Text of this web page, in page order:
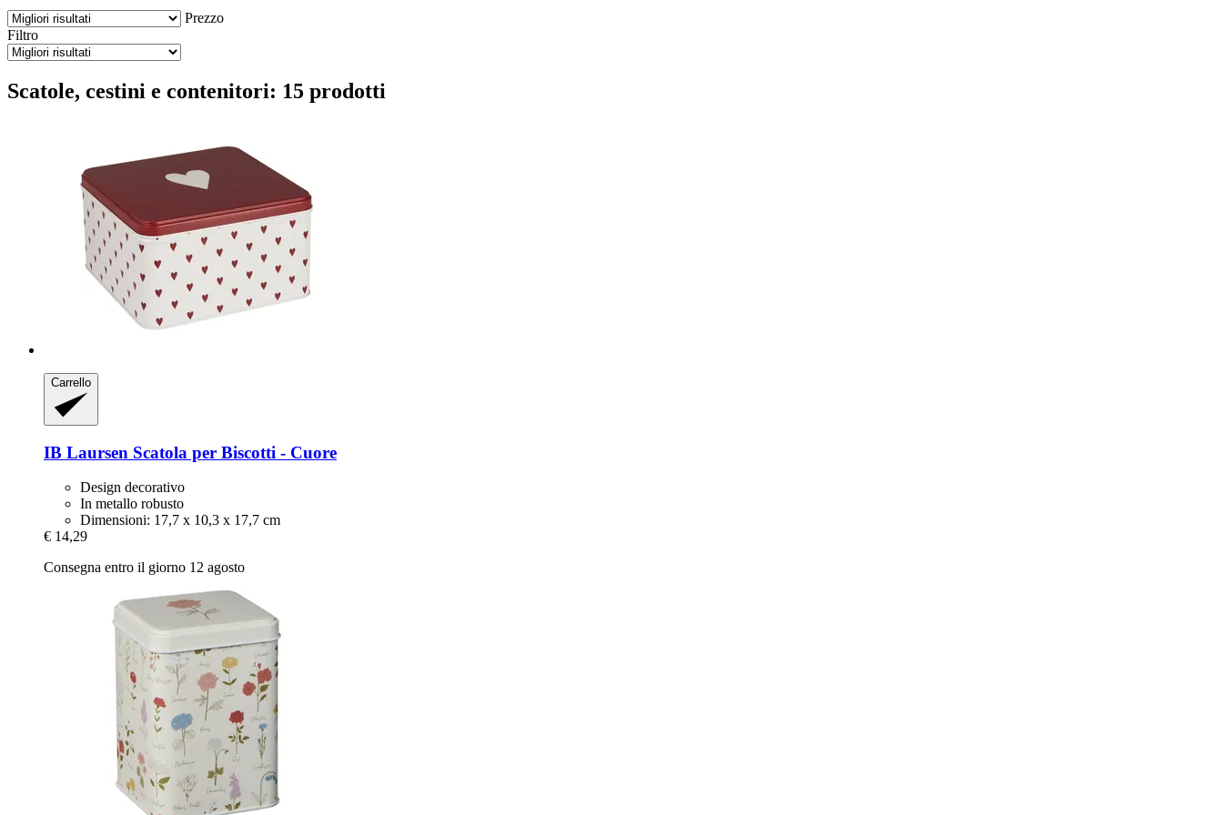
Prezzo
Filtro
Scatole, cestini e contenitori: 15 prodotti
Carrello
IB Laursen Scatola per Biscotti -​ Cuore
Design decorativo
In metallo robusto
Dimensioni: 17,7 x 10,3 x 17,7 cm
€ 14,29
Consegna entro il giorno 12 agosto